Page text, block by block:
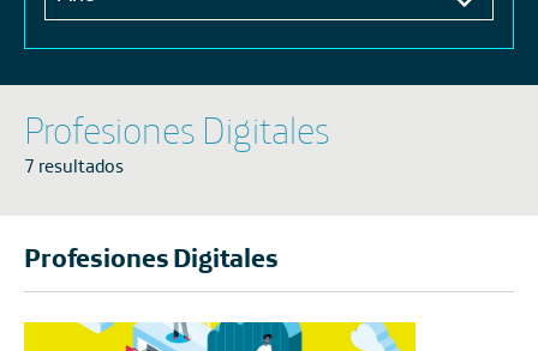
Profesiones Digitales
7 resultados
Profesiones Digitales